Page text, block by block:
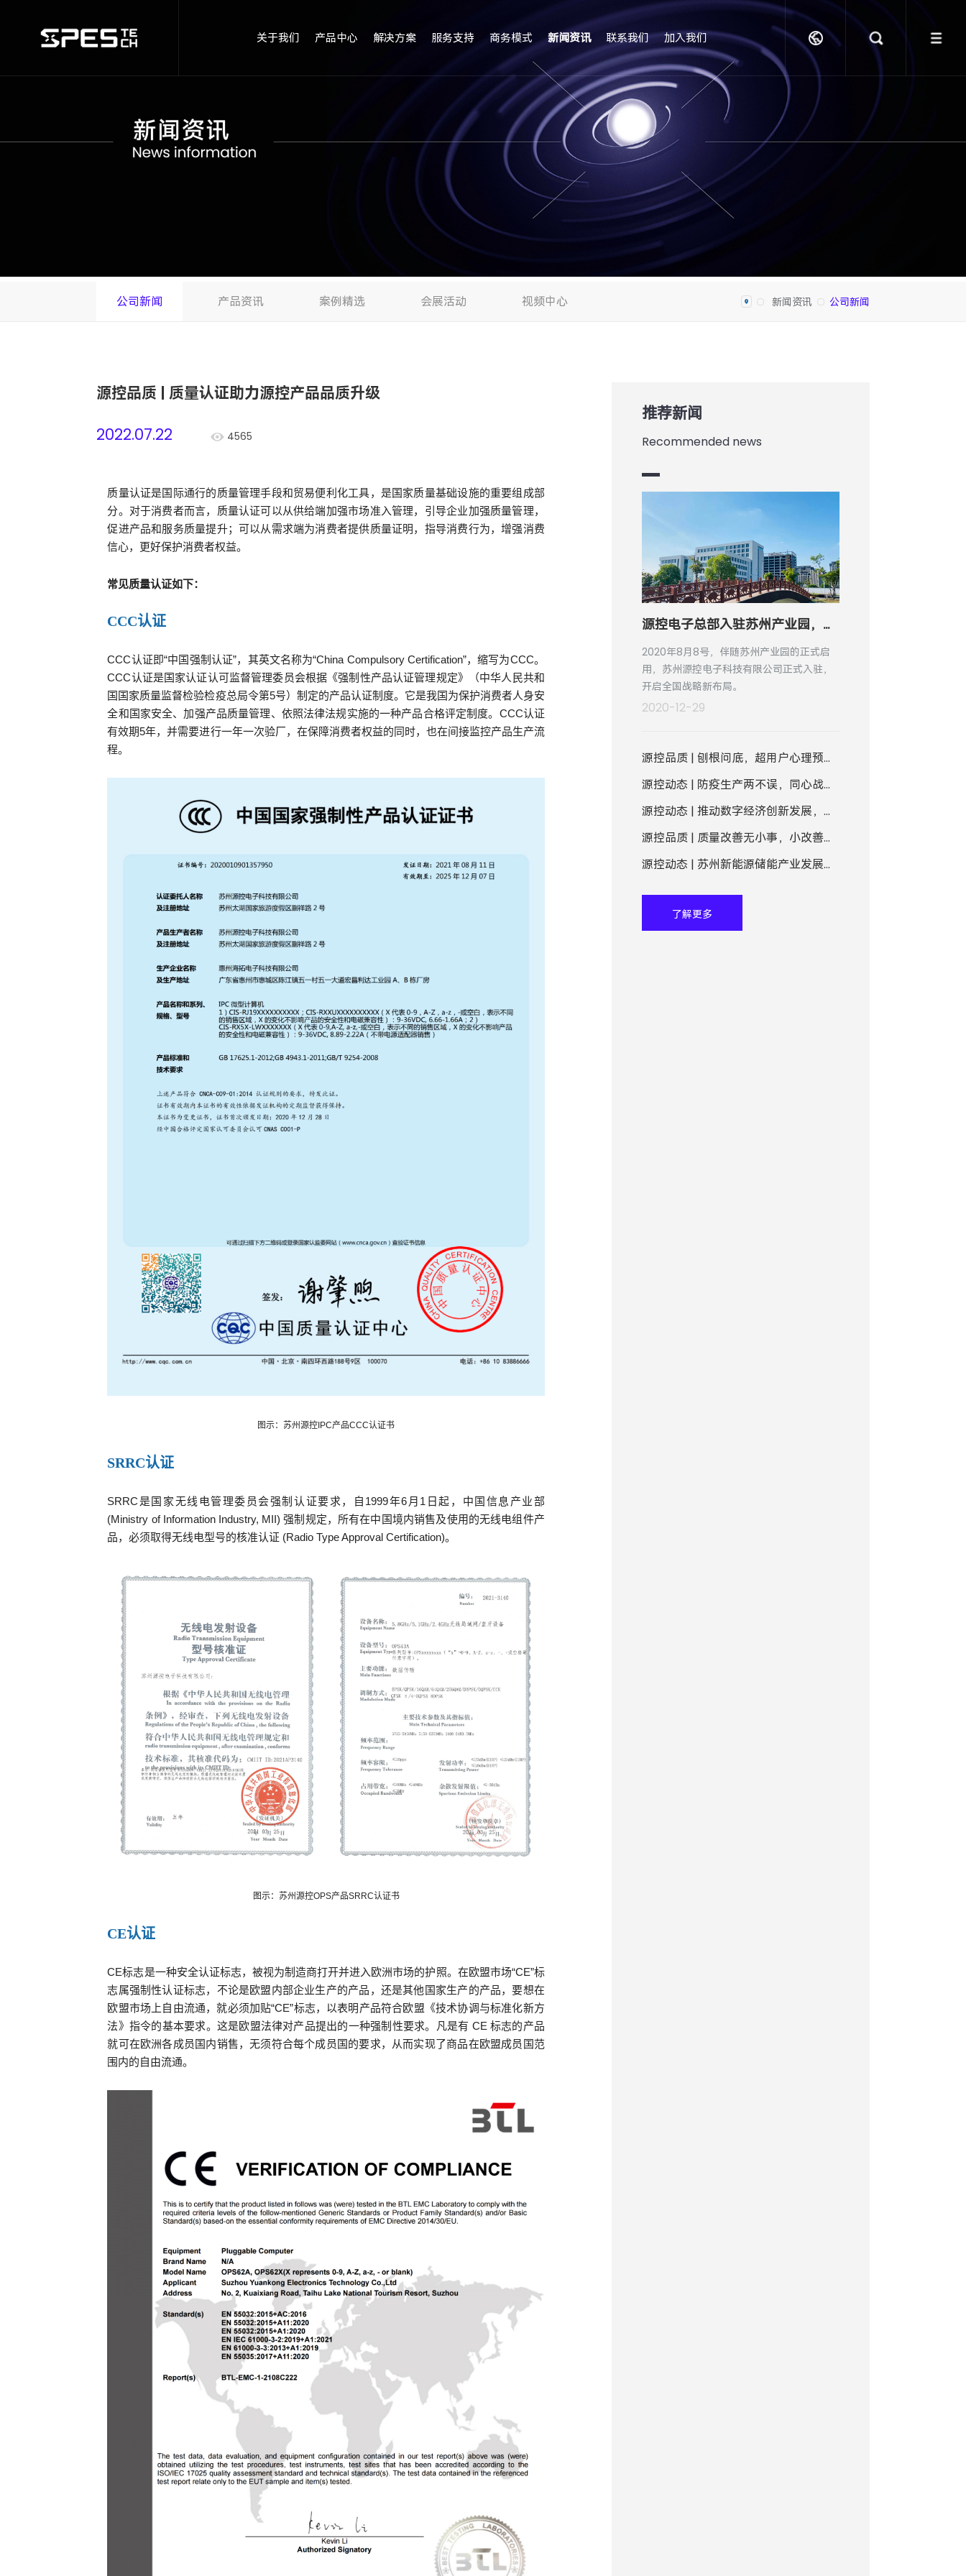
关于我们 产品中心 解决方案 服务支持 商务模式 新闻资讯 联系我们 加入我们
公司新闻 产品资讯 案例精选 会展活动 视频中心 新闻资讯 公司新闻
源控品质 | 质量认证助力源控产品品质升级
2022.07.22 4565
质量认证是国际通行的质量管理手段和贸易便利化工具，是国家质量基础设施的重要组成部
分。对于消费者而言，质量认证可以从供给端加强市场准入管理，引导企业加强质量管理，
促进产品和服务质量提升；可以从需求端为消费者提供质量证明，指导消费行为，增强消费
信心，更好保护消费者权益。
常见质量认证如下：
CCC认证
CCC认证即“中国强制认证”，其英文名称为“China Compulsory Certification”，缩写为CCC。
CCC认证是国家认证认可监督管理委员会根据《强制性产品认证管理规定》（中华人民共和
国国家质量监督检验检疫总局令第5号）制定的产品认证制度。它是我国为保护消费者人身安
全和国家安全、加强产品质量管理、依照法律法规实施的一种产品合格评定制度。CCC认证
有效期5年，并需要进行一年一次验厂，在保障消费者权益的同时，也在间接监控产品生产流
程。
图示：苏州源控IPC产品CCC认证书
SRRC认证
SRRC是国家无线电管理委员会强制认证要求，自1999年6月1日起，中国信息产业部
(Ministry of Information Industry, MII) 强制规定，所有在中国境内销售及使用的无线电组件产
品，必须取得无线电型号的核准认证 (Radio Type Approval Certification)。
图示：苏州源控OPS产品SRRC认证书
CE认证
CE标志是一种安全认证标志，被视为制造商打开并进入欧洲市场的护照。在欧盟市场“CE”标
志属强制性认证标志，不论是欧盟内部企业生产的产品，还是其他国家生产的产品，要想在
欧盟市场上自由流通，就必须加贴“CE”标志，以表明产品符合欧盟《技术协调与标准化新方
法》指令的基本要求。这是欧盟法律对产品提出的一种强制性要求。凡是有 CE 标志的产品
就可在欧洲各成员国内销售，无须符合每个成员国的要求，从而实现了商品在欧盟成员国范
围内的自由流通。
推荐新闻
Recommended news
源控电子总部入驻苏州产业园，开启「智造」新征程
2020年8月8号，伴随苏州产业园的正式启
用，苏州源控电子科技有限公司正式入驻，
开启全国战略新布局。
2020-12-29
源控品质 | 刨根问底，超用户心理预期的产品从何而来？
源控动态 | 防疫生产两不误，同心战疫保交付
源控动态 | 推动数字经济创新发展，源控电子入驻国家级工业互联网平台应用创新体验中心
源控品质 | 质量改善无小事，小改善解决“大麻烦”
源控动态 | 苏州新能源储能产业发展与安全系统研讨会在CVTE苏州产业园成功举办
了解更多